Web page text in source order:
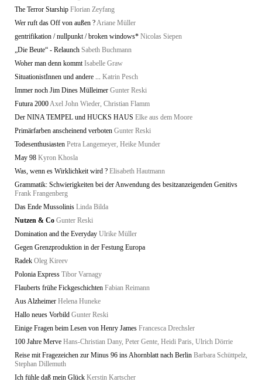
The Terror Starship Florian Zeyfang
Wer ruft das Off von außen ?Ariane Müller
gentrifikation / nullpunkt / broken windows* Nicolas Siepen
„Die Beute“ - Relaunch Sabeth Buchmann
Woher man denn kommt Isabelle Graw
SituationistInnen und andere ... Katrin Pesch
Immer noch Jim Dines Mülleimer Gunter Reski
Futura 2000Axel John Wieder, Christian Flamm
Der NINA TEMPEL und HUCKS HAUS Elke aus dem Moore
Primärfarben anscheinend verboten Gunter Reski
Todesenthusiasten Petra Langemeyer, Heike Munder
May 98 Kyron Khosla
Was, wenn es Wirklichkeit wird ? Elisabeth Hautmann
Grammatik: Schwierigkeiten bei der Anwendung des besitzanzeigenden Genitivs
Frank Frangenberg
Das Ende Mussolinis Linda Bilda
Nutzen & Co Gunter Reski
Domination and the Everyday Ulrike Müller
Gegen Grenzproduktion in der Festung Europa
Radek Oleg Kireev
Polonia Express Tibor Varnagy
Flauberts frühe Fickgeschichten Fabian Reimann
Aus Alzheimer Helena Huneke
Hallo neues Vorbild Gunter Reski
Einige Fragen beim Lesen von Henry James Francesca Drechsler
100 Jahre Merve Hans-Christian Dany, Peter Gente, Heidi Paris, Ulrich Dörrie
Reise mit Fragezeichen zur Minus 96 ins Ahornblatt nach Berlin Barbara Schüttpelz,
Stephan Dillemuth
Ich fühle daß mein Glück Kerstin Kartscher